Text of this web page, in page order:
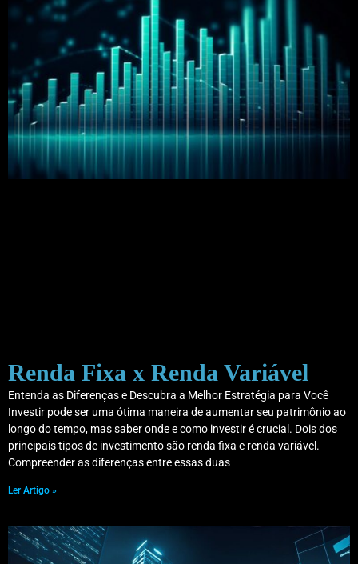
Renda Fixa x Renda Variável
Entenda as Diferenças e Descubra a Melhor Estratégia para Você
Investir pode ser uma ótima maneira de aumentar seu patrimônio ao
longo do tempo, mas saber onde e como investir é crucial. Dois dos
principais tipos de investimento são renda fixa e renda variável.
Compreender as diferenças entre essas duas
Ler Artigo »